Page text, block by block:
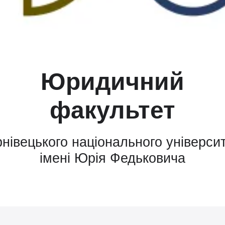
Юридичний
факультет
національного
імені Юрія Федьковича